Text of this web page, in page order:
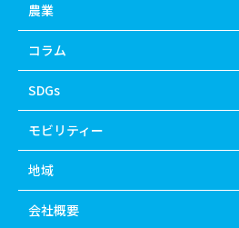
農業
コラム
SDGs
モビリティー
地域
会社概要